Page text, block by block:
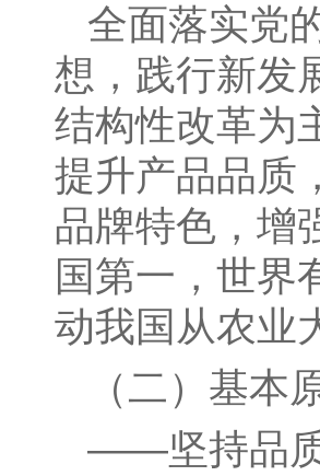
全面落实党
想，践行新发
结构性改革为
提升产品品质
品牌特色，增
国第一，世界
动我国从农业
（二）基本
——坚持品质